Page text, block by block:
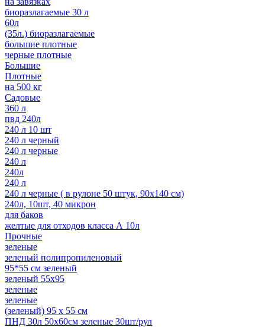
биоразлагаемые 30 л
60л
(35л.) биоразлагаемые
большие плотные
черные плотные
Большие
Плотные
на 500 кг
Садовые
360 л
пвд 240л
240 л 10 шт
240 л черный
240 л черные
240 л
240л
240 л
240 л черные ( в рулоне 50 штук, 90х140 см)
240л, 10шт, 40 микрон
для баков
желтые для отходов класса А 10л
Прочные
зеленые
зеленый полипропиленовый
95*55 см зеленый
зеленый 55x95
зеленые
зеленые
(зеленый) 95 х 55 см
ПНД 30л 50x60см зеленые 30шт/рул